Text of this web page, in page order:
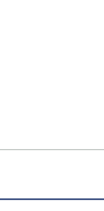
Fakultät